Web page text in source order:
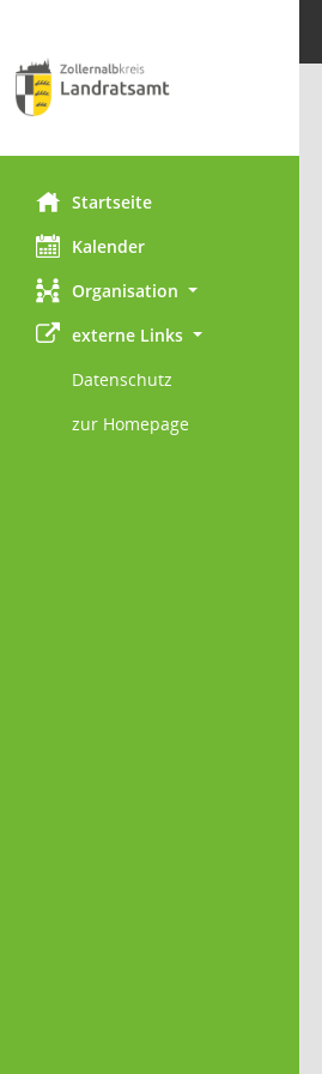
Startseite
Kalender
Organisation
externe Links
Datenschutz
zur Homepage